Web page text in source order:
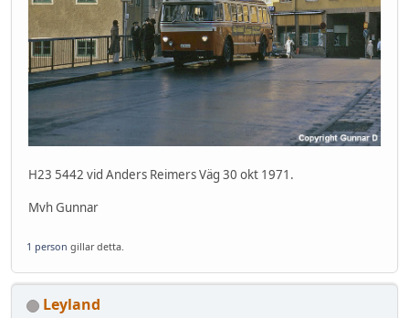
H23 5442 vid Anders Reimers Väg 30 okt 1971.
Mvh Gunnar
1 person gillar detta.
Leyland